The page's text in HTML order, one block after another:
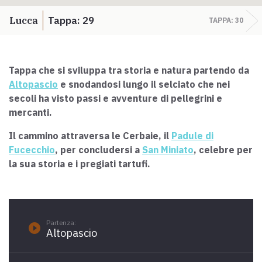
Scarica l'ebook "Ritratti Sottratti" di Enrico Caracciolo e Paolo
Simoncelli, un viaggio in compagnia di viandanti incontrati lungo
la Via Francigena Toscana.
keyboard_arrow_up
Lucca Tappa: 29 TAPPA: 30
Tappa che si sviluppa tra storia e natura partendo da
Altopascio e snodandosi lungo il selciato che nei
secoli ha visto passi e avventure di pellegrini e
mercanti.
Il cammino attraversa le Cerbaie, il Padule di
Fucecchio, per concludersi a San Miniato, celebre per
la sua storia e i pregiati tartufi.
play_circle_filled Partenza:
Altopascio